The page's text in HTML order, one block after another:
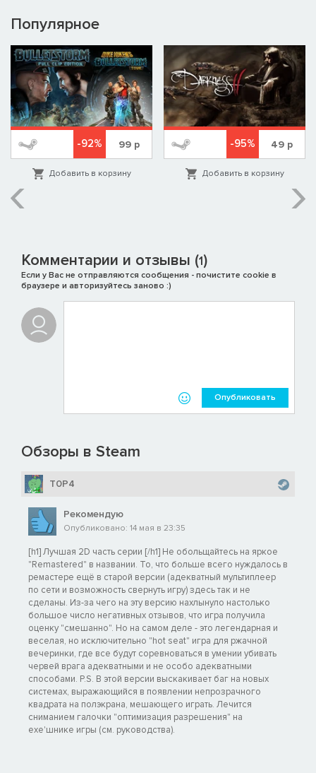
Популярное
-92% 99р
Добавить в корзину
-95% 49 р
Добавить в корзину
Комментарии и отзывы (1)
Если у Вас не отправляются сообщения - почистите cookie в
браузере и авторизуйтесь заново :)
Опубликовать
Обзоры в Steam
T0P4
Рекомендую
Опубликовано: 14 мая в 23:35
[h1] Лучшая 2D часть серии [/h1] Не обольщайтесь на яркое
"Remastered" в названии. То, что больше всего нуждалось в
ремастере ещё в старой версии (адекватный мультиплеер
по сети и возможность свернуть игру) здесь так и не
сделаны. Из-за чего на эту версию нахлынуло настолько
большое число негативных отзывов, что игра получила
оценку "смешанно". Но на самом деле - это легендарная и
веселая, но исключительно "hot seat" игра для ржачной
вечеринки, где все будут соревноваться в умении убивать
червей врага адекватными и не особо адекватными
способами. P.S. В этой версии выскакивает баг на новых
системах, выражающийся в появлении непрозрачного
квадрата на полэкрана, мешающего играть. Лечится
сниманием галочки "оптимизация разрешения" на
exe'шнике игры (см. руководства).